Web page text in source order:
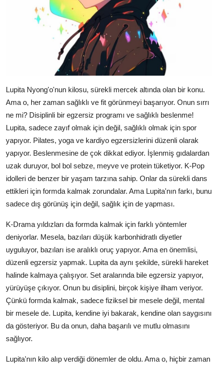
Lupita Nyong'o'nun kilosu, sürekli mercek altında olan bir konu.
Ama o, her zaman sağlıklı ve fit görünmeyi başarıyor. Onun sırrı
ne mi? Disiplinli bir egzersiz programı ve sağlıklı beslenme!
Lupita, sadece zayıf olmak için değil, sağlıklı olmak için spor
yapıyor. Pilates, yoga ve kardiyo egzersizlerini düzenli olarak
yapıyor. Beslenmesine de çok dikkat ediyor. İşlenmiş gıdalardan
uzak duruyor, bol bol sebze, meyve ve protein tüketiyor. K-Pop
idolleri de benzer bir yaşam tarzına sahip. Onlar da sürekli dans
ettikleri için formda kalmak zorundalar. Ama Lupita'nın farkı, bunu
sadece dış görünüş için değil, sağlık için de yapması.
K-Drama yıldızları da formda kalmak için farklı yöntemler
deniyorlar. Mesela, bazıları düşük karbonhidratlı diyetler
uyguluyor, bazıları ise aralıklı oruç yapıyor. Ama en önemlisi,
düzenli egzersiz yapmak. Lupita da aynı şekilde, sürekli hareket
halinde kalmaya çalışıyor. Set aralarında bile egzersiz yapıyor,
yürüyüşe çıkıyor. Onun bu disiplini, birçok kişiye ilham veriyor.
Çünkü formda kalmak, sadece fiziksel bir mesele değil, mental
bir mesele de. Lupita, kendine iyi bakarak, kendine olan saygısını
da gösteriyor. Bu da onun, daha başarılı ve mutlu olmasını
sağlıyor.
Lupita'nın kilo alıp verdiği dönemler de oldu. Ama o, hiçbir zaman